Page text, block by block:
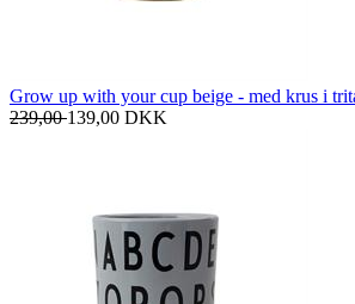
Grow up with your cup beige - med krus i
239,00139,00 DKK